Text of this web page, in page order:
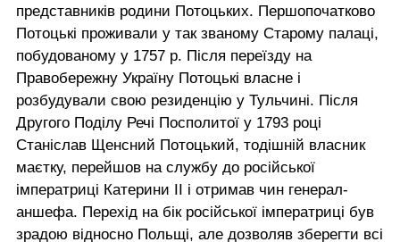
представників родини Потоцьких. Першопочатково
Потоцькі проживали у так званому Старому палаці,
побудованому у 1757 р. Після переїзду на
Правобережну Україну Потоцькі власне і
розбудували свою резиденцію у Тульчині. Після
Другого Поділу Речі Посполитої у 1793 році
Станіслав Щенсний Потоцький, тодішній власник
маєтку, перейшов на службу до російської
імператриці Катерини ІІ і отримав чин генерал-
аншефа. Перехід на бік російської імператриці був
зрадою відносно Польщі, але дозволяв зберегти всі